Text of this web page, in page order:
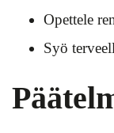
Opettele
Syö